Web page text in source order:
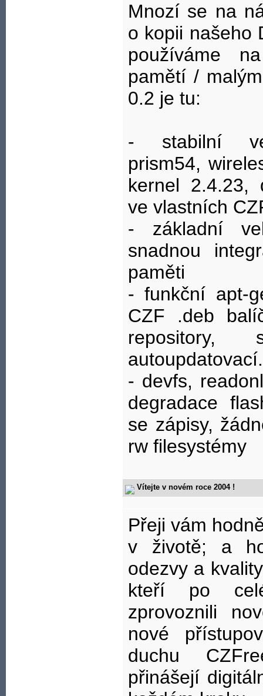
Mnozí se na
o kopii našeho
používáme
pamětí /
0.2 je tu:
- stabilní
prism54,
kernel 2.4.23,
ve vlastních
- základní
snadnou
paměti
- funkční apt-
CZF .deb
autoupdatovací.
- devfs,
degradace
se zápisy,
rw filesystémy
Vítejte v novém roce 2004 !
Přeji vám
v životě; a
odezvy a
kteří po
zprovoznili
nové
duchu
přinášejí